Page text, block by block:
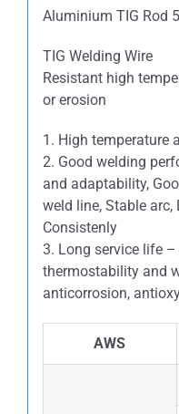
Aluminium TIG Rod
TIG Welding Wire
Resistant high
or erosion
1. High temperature
2. Good welding
and adaptability,
weld line, Stable arc,
Consistenly
3. Long service life
thermostability and
anticorrosion,
AWS